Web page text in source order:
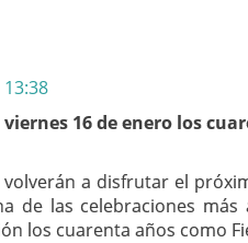
16 de enero los
volverán a disfrutar el
de las celebraciones
los cuarenta años como